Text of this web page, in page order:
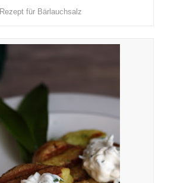
Rezept für Bärlauchsalz